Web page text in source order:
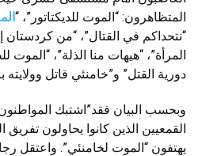
المتظاهرون: “الموت للديكتاتور”، “
“نتحداكم في القتال”، “من
المرأة”، “هيهات منا الذلة”، “الموت
دورية القتل” و”خامنئي قاتل وولايته
وبحسب البيان فقد”اشتبك
القمعيين الذين كانوا يحاولون تفريق
يهتفون “الموت لخامنئي”. واعتقل